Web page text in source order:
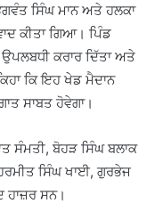
ਸਿੰਘ ਮਾਨ ਅਤੇ ਹਲਕਾ
ਕੀਤਾ ਗਿਆ। ਪਿੰਡ
ਕਰਾਰ ਦਿੱਤਾ ਅਤੇ
ਕਿ ਇਹ ਖੇਡ ਮੈਦਾਨ
ਸਾਬਤ ਹੋਵੇਗਾ।
ਸੰਮਤੀ, ਬੋਹੜ ਸਿੰਘ ਬਲਾਕ
ਸਿੰਘ ਖਾਈ, ⁠ਗੁਰਭੇਜ
ਹਾਜ਼ਰ ਸਨ।